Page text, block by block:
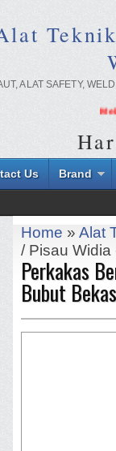
ALAT SAFETY,
Us Brand
Home » Alat
/ Pisau
Perkakas
Bubut